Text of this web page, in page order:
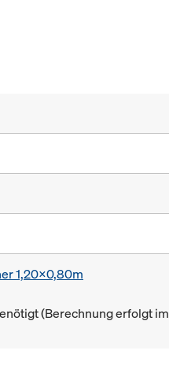
1,20x0,80m
(Berechnung erfolgt im